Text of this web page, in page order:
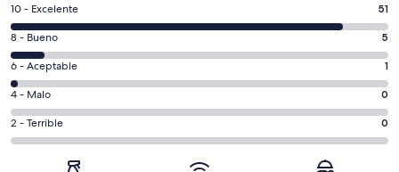
Puntuación
de
10,
es
decir,
Excelente.
Basada
en
10 - Excelente 51
Puntuación
de
8,
es
decir,
Bueno.
8 - Bueno 5
Puntuación
de
6,
es
decir,
Aceptable.
6 - Aceptable 1
Puntuación
de
4,
4 - Malo 0
Puntuación
de
2 - Terrible 0